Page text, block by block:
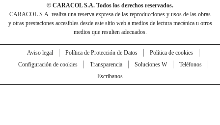
© CARACOL S.A. Todos los derechos reservados.
CARACOL S.A. realiza una reserva expresa de las reproducciones y usos de las obras
y otras prestaciones accesibles desde este sitio web a medios de lectura mecánica u otros
medios que resulten adecuados.
Aviso legal Política de Protección de Datos
Política de cookies
Configuración de cookies
Transparencia Soluciones W
Teléfonos
Escríbanos